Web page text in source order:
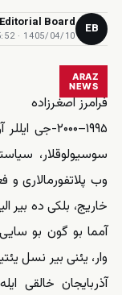
EB
Editorial Board
1405/04/10 · 15:52
ARAZ
NEWS
فرامرز اصغر‌زاده
۱۹۹۵–۲۰۰۰-
سوسیولوقلار،
وب پلاتفورمالاری و
خاریج، بلکی ده بیر
آمما بو گون بو سایی
وار، یئنی بیر نسل
آذربایجان خالقی